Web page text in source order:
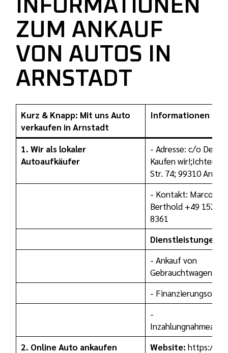
INFORMATIONEN
ZUM ANKAUF
VON AUTOS IN
ARNSTADT
Kurz & Knapp: Mit uns Auto
verkaufen in Arnstadt
Informationen
1. Wir als lokaler
Autoaufkäufer
- Adresse: c/o Dein
Kaufen wir!;
Str. 74; 99310
- Kontakt: Marco
Berthold +49 1521
8361
Dienstleistungen:
- Ankauf von
Gebrauchtwagen
-
-
2. Online Auto ankaufen
Website: https://